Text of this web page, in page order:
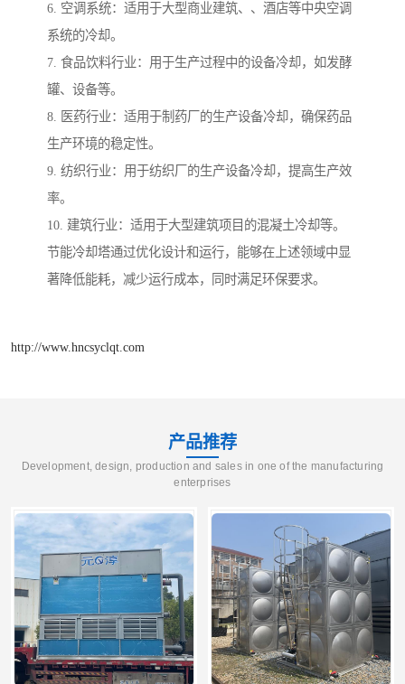
6. 空调系统：适用于大型商业建筑、、酒店等中央空调
系统的冷却。
7. 食品饮料行业：用于生产过程中的设备冷却，如发酵
罐、设备等。
8. 医药行业：适用于制药厂的生产设备冷却，确保药品
生产环境的稳定性。
9. 纺织行业：用于纺织厂的生产设备冷却，提高生产效
率。
10. 建筑行业：适用于大型建筑项目的混凝土冷却等。
节能冷却塔通过优化设计和运行，能够在上述领域中显
著降低能耗，减少运行成本，同时满足环保要求。
http://www.hncsyclqt.com
产品推荐
Development, design, production and sales in one of the manufacturing
enterprises